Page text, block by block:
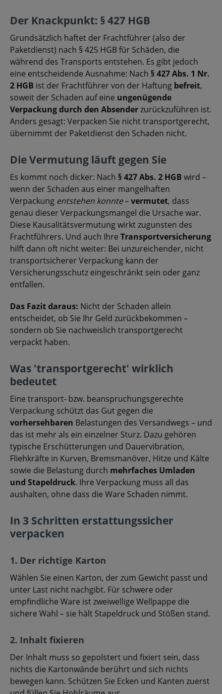
Der Knackpunkt: § 427 HGB
Grundsätzlich haftet der Frachtführer (also der
Paketdienst) nach § 425 HGB für Schäden, die
während des Transports entstehen. Es gibt jedoch
eine entscheidende Ausnahme: Nach § 427 Abs. 1 Nr.
2 HGB ist der Frachtführer von der Haftung befreit,
soweit der Schaden auf eine ungenügende
Verpackung durch den Absenderzurückzuführen ist.
Anders gesagt: Verpacken Sie nicht transportgerecht,
übernimmt der Paketdienst den Schaden nicht.
Die Vermutung läuft gegen Sie
Es kommt noch dicker: Nach § 427 Abs. 2 HGB wird –
wenn der Schaden aus einer mangelhaften
Verpackung entstehen konnte–vermutet, dass
genau dieser Verpackungsmangel die Ursache war.
Diese Kausalitätsvermutung wirkt zugunsten des
Frachtführers. Und auch Ihre Transportversicherung
hilft dann oft nicht weiter: Bei unzureichender, nicht
transportsicherer Verpackung kann der
Versicherungsschutz eingeschränkt sein oder ganz
entfallen.
Das Fazit daraus: Nicht der Schaden allein
entscheidet, ob Sie Ihr Geld zurückbekommen –
sondern ob Sie nachweislich transportgerecht
verpackt haben.
Was 'transportgerecht' wirklich
bedeutet
Eine transport- bzw. beanspruchungsgerechte
Verpackung schützt das Gut gegen die
vorhersehbaren Belastungen des Versandwegs – und
das ist mehr als ein einzelner Sturz. Dazu gehören
typische Erschütterungen und Dauervibration,
Fliehkräfte in Kurven, Bremsmanöver, Hitze und Kälte
sowie die Belastung durch mehrfaches Umladen
und Stapeldruck. Ihre Verpackung muss all das
aushalten, ohne dass die Ware Schaden nimmt.
In 3 Schritten erstattungssicher
verpacken
1. Der richtige Karton
Wählen Sie einen Karton, der zum Gewicht passt und
unter Last nicht nachgibt. Für schwere oder
empfindliche Ware ist zweiwellige Wellpappe die
sichere Wahl – sie hält Stapeldruck und Stößen stand.
2. Inhalt fixieren
Der Inhalt muss so gepolstert und fixiert sein, dass
nichts die Kartonwände berührt und sich nichts
bewegen kann. Schützen Sie Ecken und Kanten zuerst